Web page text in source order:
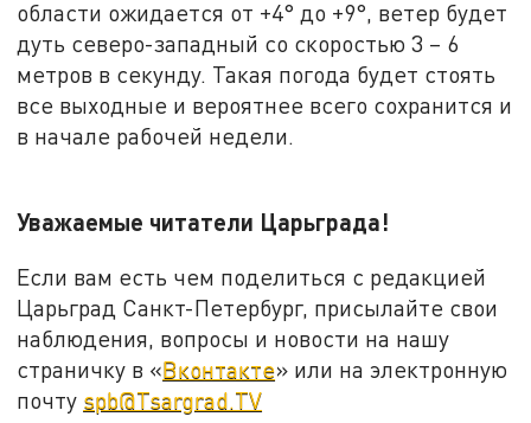
области ожидается от +4° до +9°, ветер будет
дуть северо-западный со скоростью 3 – 6
метров в секунду. Такая погода будет стоять
все выходные и вероятнее всего сохранится и
в начале рабочей недели.
Уважаемые читатели Царьграда!
Если вам есть чем поделиться с редакцией
Царьград Санкт-Петербург, присылайте свои
наблюдения, вопросы и новости на нашу
страничку в «Вконтакте» или на электронную
почту spb@Tsargrad.TV